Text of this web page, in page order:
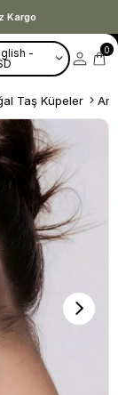
Kargo
-
0
Taş Küpeler